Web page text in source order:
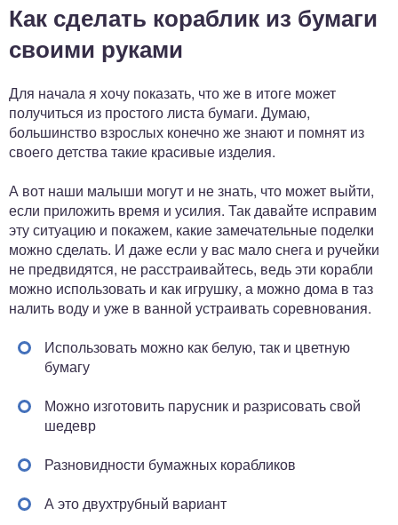
Как сделать кораблик из бумаги
своими руками
Для начала я хочу показать, что же в итоге может
получиться из простого листа бумаги. Думаю,
большинство взрослых конечно же знают и помнят из
своего детства такие красивые изделия.
А вот наши малыши могут и не знать, что может выйти,
если приложить время и усилия. Так давайте исправим
эту ситуацию и покажем, какие замечательные поделки
можно сделать. И даже если у вас мало снега и ручейки
не предвидятся, не расстраивайтесь, ведь эти корабли
можно использовать и как игрушку, а можно дома в таз
налить воду и уже в ванной устраивать соревнования.
Использовать можно как белую, так и цветную
бумагу
Можно изготовить парусник и разрисовать свой
шедевр
Разновидности бумажных корабликов
А это двухтрубный вариант